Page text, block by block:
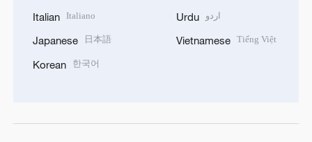
Italian Italiano
Japanese 日本語
Korean 한국어
Urdu اردو
Vietnamese Tiếng Việt